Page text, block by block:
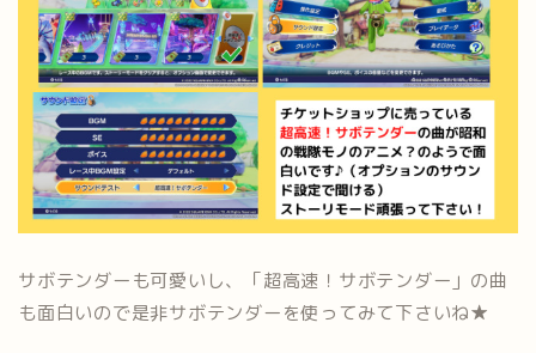
サボテンダーも可愛いし、「超高速！サボテンダー」の曲
も面白いので是非サボテンダーを使ってみて下さいね★